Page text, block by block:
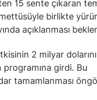
15 sente çıkaran
birlikte
açıklanması
2 milyar
programına girdi. Bu
tamamlanması